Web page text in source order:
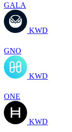
GALA
KWD
GNO
KWD
ONE
KWD